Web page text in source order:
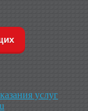
услуг